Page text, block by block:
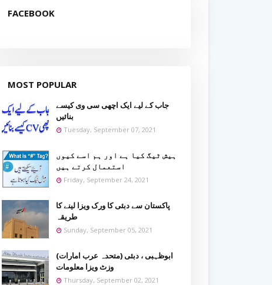
FACEBOOK
MOST POPULAR
جاب کے لیے ایک اچھی سی وی کیسے
بنائیں
Tuesday, September 07, 2021
ہیش ٹیگ کیا ہے اور ہم اسے کیوں
استعمال کرتے ہیں
Friday, September 24, 2021
پاکستان سے دبئی کا ورک ویزا لینے کا
طریقہ
Sunday, September 05, 2021
ابوظہبی ، دبئی (متحدہ عرب امارات)
وزٹ ویزا معلومات
Thursday, September 02, 2021